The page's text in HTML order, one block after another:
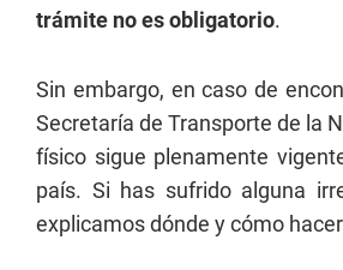
trámite no es obligatorio.
Sin embargo, en caso de
Secretaría de Transporte de la
físico sigue plenamente
país. Si has sufrido alguna
explicamos dónde y cómo